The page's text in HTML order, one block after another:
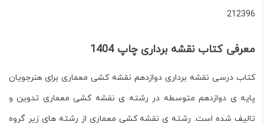
212396
معرفی کتاب نقشه برداری چاپ 1404
کتاب درسی نقشه برداری دوازدهم نقشه کشی معماری برای هنرجویان
پایه ی دوازدهم متوسطه در رشته ی نقشه کشی معماری تدوین و
تالیف شده است. رشته ی نقشه کشی معماری از رشته های زیر گروه